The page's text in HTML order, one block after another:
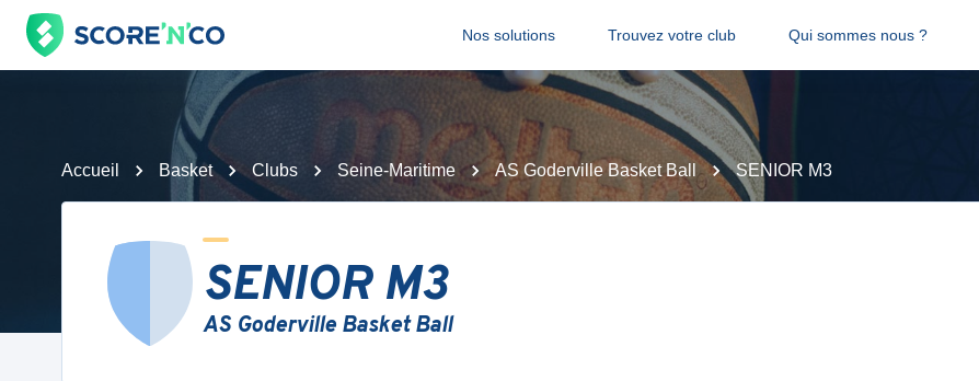
Nos solutions Trouvez votre club Qui sommes nous ?
Accueil Basket Clubs Seine-Maritime AS Goderville Basket Ball SENIOR M3
SENIOR M3
AS Goderville Basket Ball